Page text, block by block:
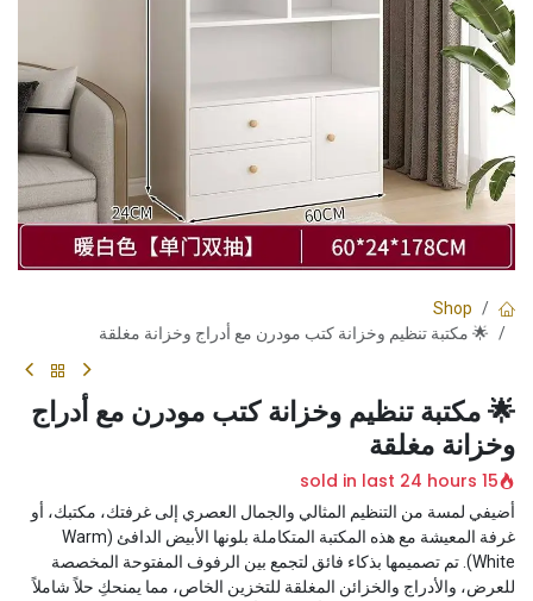
Shop
🌟 مكتبة تنظيم وخزانة كتب مودرن مع أدراج وخزانة مغلقة
🌟 مكتبة تنظيم وخزانة كتب مودرن مع أدراج
وخزانة مغلقة
15 sold in last 24 hours
أضيفي لمسة من التنظيم المثالي والجمال العصري إلى غرفتك، مكتبك، أو
غرفة المعيشة مع هذه المكتبة المتكاملة بلونها الأبيض الدافئ (Warm
White). تم تصميمها بذكاء فائق لتجمع بين الرفوف المفتوحة المخصصة
للعرض، والأدراج والخزائن المغلقة للتخزين الخاص، مما يمنحكِ حلاً شاملاً